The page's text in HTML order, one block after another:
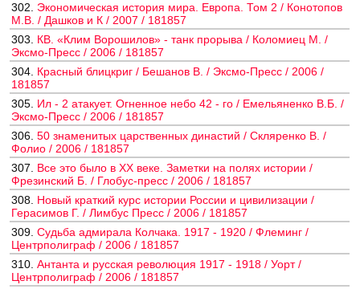
302. Экономическая история мира. Европа. Том 2 / Конотопов
М.В. / Дашков и К / 2007 / 181857
303. КВ. «Клим Ворошилов» - танк прорыва / Коломиец М. /
Эксмо-Пресс / 2006 / 181857
304. Красный блицкриг / Бешанов В. / Эксмо-Пресс / 2006 /
181857
305. Ил - 2 атакует. Огненное небо 42 - го / Емельяненко В.Б. /
Эксмо-Пресс / 2006 / 181857
306. 50 знаменитых царственных династий / Скляренко В. /
Фолио / 2006 / 181857
307. Все это было в ХХ веке. Заметки на полях истории /
Фрезинский Б. / Глобус-пресс / 2006 / 181857
308. Новый краткий курс истории России и цивилизации /
Герасимов Г. / Лимбус Пресс / 2006 / 181857
309. Судьба адмирала Колчака. 1917 - 1920 / Флеминг /
Центрполиграф / 2006 / 181857
310. Антанта и русская революция 1917 - 1918 / Уорт /
Центрполиграф / 2006 / 181857